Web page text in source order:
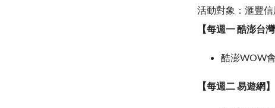
活動對象：滙豐
【每週一 酷澎台灣
酷澎WOW
【每週二 易遊網】